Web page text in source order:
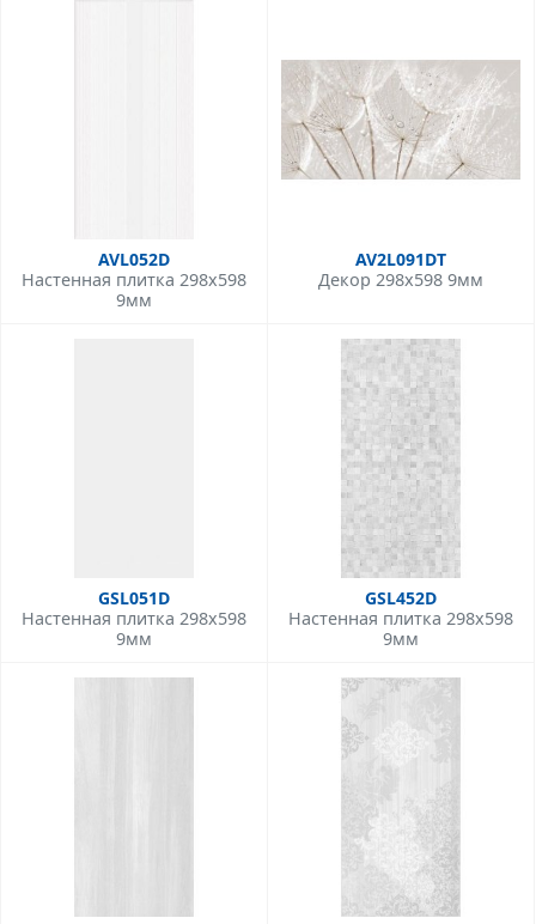
AVL052D
Настенная плитка 298x598
9мм
AV2L091DT
Декор 298x598 9мм
GSL051D
Настенная плитка 298x598
9мм
GSL452D
Настенная плитка 298x598
9мм